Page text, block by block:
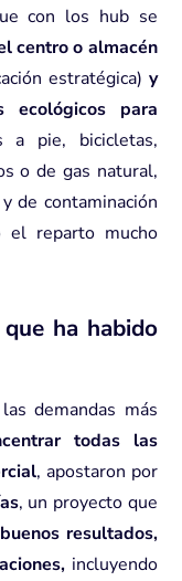
con los hubse
centro o almacén
estratégica) y
ecológicos para
a pie, bicicletas,
o de gas natural,
de contaminación
el reparto mucho
ha habido
demandas más
todas las
, apostaron por
, un proyecto que
resultados,
incluyendo